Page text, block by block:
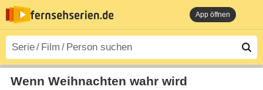
App öffnen
Wenn Weihnachten wahr wird